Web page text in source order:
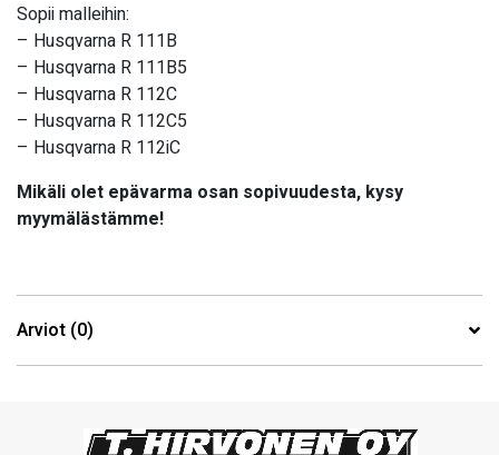
Sopii malleihin:
– Husqvarna R 111B
– Husqvarna R 111B5
– Husqvarna R 112C
– Husqvarna R 112C5
– Husqvarna R 112iC
Mikäli olet epävarma osan sopivuudesta, kysy
myymälästämme!
Arviot (0)